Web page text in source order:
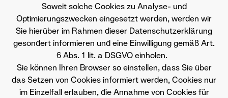
Soweit solche Cookies zu Analyse- und
Optimierungszwecken eingesetzt werden, werden wir
Sie hierüber im Rahmen dieser Datenschutzerklärung
gesondert informieren und eine Einwilligung gemäß Art.
6 Abs. 1 lit. a DSGVO einholen.
Sie können Ihren Browser so einstellen, dass Sie über
das Setzen von Cookies informiert werden, Cookies nur
im Einzelfall erlauben, die Annahme von Cookies für